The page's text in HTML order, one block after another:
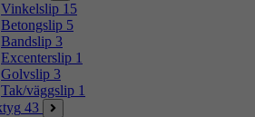
Vinkelslip 15
Betongslip 5
Bandslip 3
Excenterslip 1
Golvslip 3
Tak/väggslip 1
43